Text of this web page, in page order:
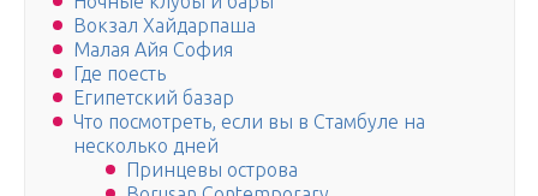
Вокзал Хайдарпаша
Малая Айя София
Где поесть
Египетский базар
Что посмотреть, если вы в Стамбуле на
несколько дней
Принцевы острова